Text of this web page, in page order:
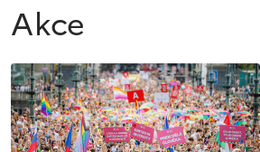
Akce